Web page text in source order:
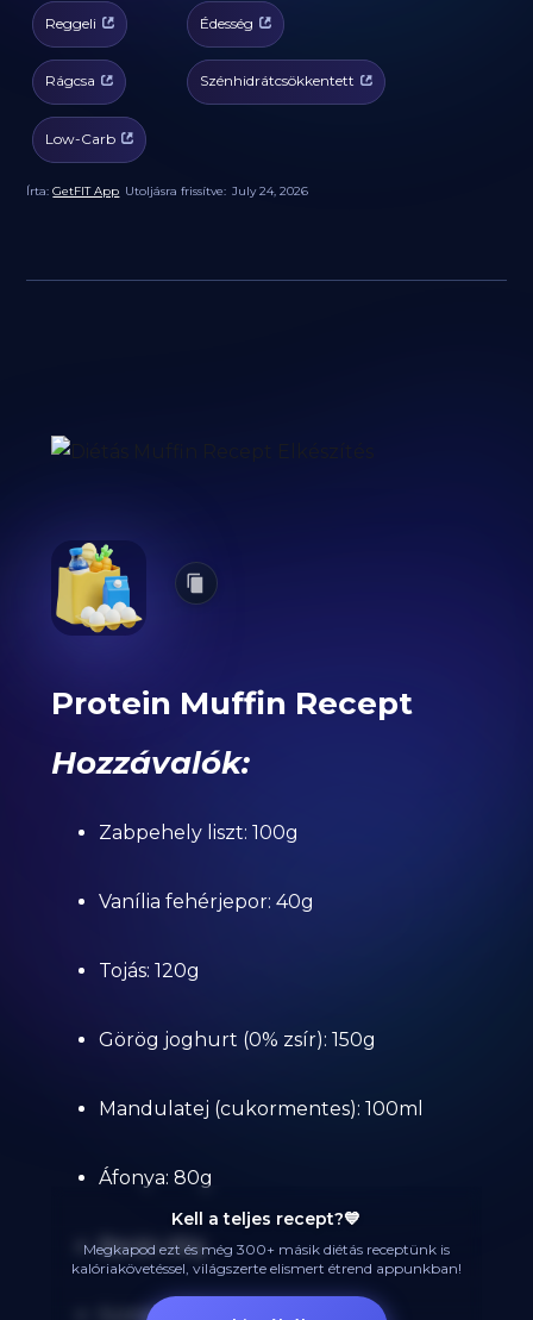
Reggeli Édesség
Rágcsa Szénhidrátcsökkentett
Low-Carb
Írta:GetFIT App Utoljásra frissítve: July 24, 2026
Protein Muffin Recept
Hozzávalók:
Zabpehely liszt: 100g
Vanília fehérjepor: 40g
Tojás: 120g
Görög joghurt (0% zsír): 150g
Mandulatej (cukormentes): 100ml
Áfonya: 80g
Banán: 60g
Sütőpor: 8g
Kell a teljes recept?💙
Megkapod ezt és még 300+ másik diétás receptünk is
kalóriakövetéssel, világszerte elismert étrend appunkban!